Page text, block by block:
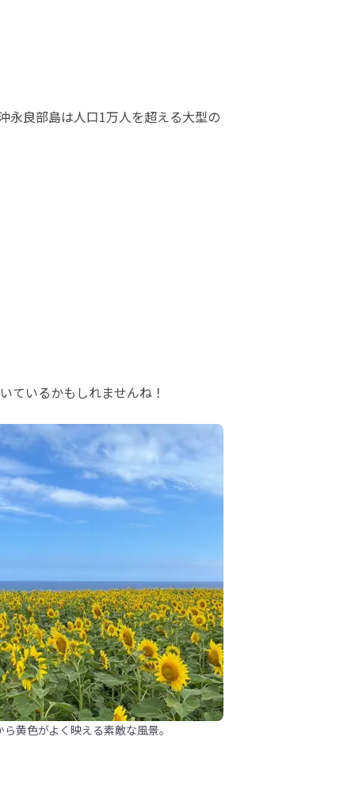
永良部島は人口1万人を超える大型の
ているかもしれませんね！
黄色がよく映える素敵な風景。